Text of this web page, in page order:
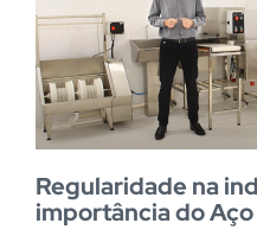
Regularidade na
importância do